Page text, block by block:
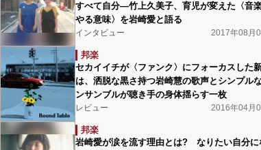
すべて自分―竹上久美子、育児が変えた〈音
やる意味〉を岩崎愛と語る
インタビュー 2017年08月
邦楽
セカイイチが〈ファンク〉にフォーカスした
は、洒脱な黒さ持つ岩崎慧の歌声とシンプル
ンサンブルが聴き手の身体揺らす一枚
レビュー 2016年04月
邦楽
岩崎愛が涙を流す理由とは? なりたい自分に